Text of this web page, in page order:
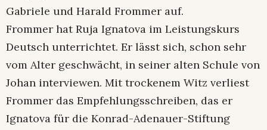
Gabriele und Harald Frommer auf.
Frommer hat Ruja Ignatova im Leistungskurs
Deutsch unterrichtet. Er lässt sich, schon sehr
vom Alter geschwächt, in seiner alten Schule von
Johan interviewen. Mit trockenem Witz verliest
Frommer das Empfehlungsschreiben, das er
Ignatova für die Konrad-Adenauer-Stiftung